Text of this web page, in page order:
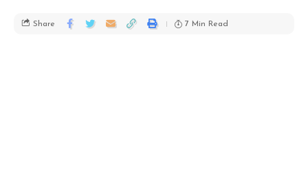
Share 7 Min Read